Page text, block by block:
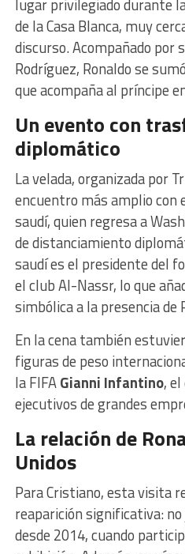
lugar privilegiado durante
de la Casa Blanca, muy
discurso. Acompañado por
Rodríguez, Ronaldo se
que acompaña al príncipe
Un evento con
diplomático
La velada, organizada por
encuentro más amplio con
saudí, quien regresa a
de distanciamiento
saudí es el presidente del
el club Al-Nassr, lo que
simbólica a la presencia de
En la cena también
figuras de peso
la FIFAGianni Infantino,
ejecutivos de grandes
La relación de
Unidos
Para Cristiano, esta visita
reaparición significativa:
desde 2014, cuando